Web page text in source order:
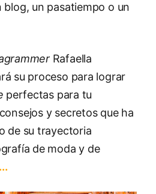
blog, un pasatiempo o un
Rafaella
su proceso para lograr
perfectas para tu
y secretos que ha
de su trayectoria
de moda y de